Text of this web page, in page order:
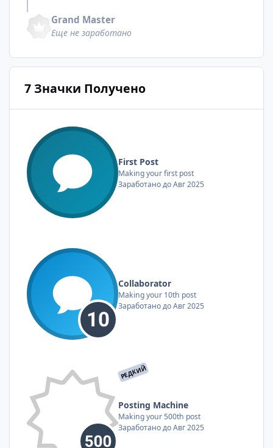
Grand Master
Еще не заработано
7 Значки Получено
First Post
Making your first post
Заработано до Авг 2025
Collaborator
Making your 10th post
Заработано до Авг 2025
РЕДКИЙ
Posting Machine
Making your 500th post
Заработано до Авг 2025